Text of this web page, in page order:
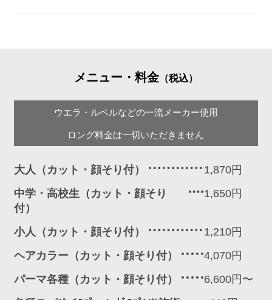
メニュー・料金（税込）
ウエラ・ルベルなどの一流メーカー使用
ロング料金は一切いただきません
大人（カット・顔そり付）
1,870円
中学・高校生（カット・顔そり
付）
1,650円
小人（カット・顔そり付）
1,210円
ヘアカラー（カット・顔そり付）
4,070円
パーマ各種（カット・顔そり付）
6,600円〜